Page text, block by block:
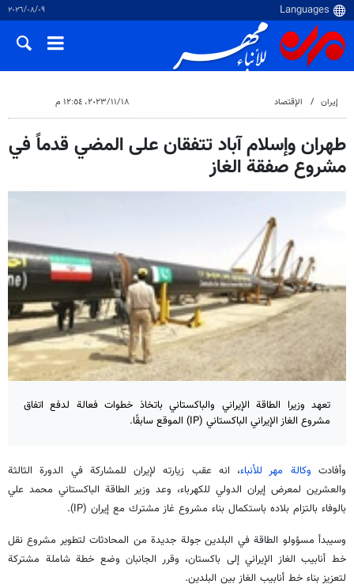
٠٩‏/٠٨‏/٢٠٢٦
إيران الإقتصاد ١٨‏/١١‏/٢٠٢٣، ١٢:٥٤ م
طهران وإسلام آباد تتفقان على المضي قدماً في
مشروع صفقة الغاز
تعهد وزيرا الطاقة الإيراني والباكستاني باتخاذ خطوات فعالة لدفع اتفاق
مشروع الغاز الإيراني الباكستاني (IP) الموقع سابقًا.
وأفادت وكالة مهر للأنباء، انه عقب زيارته لإيران للمشاركة في الدورة الثالثة
والعشرين لمعرض إيران الدولي للكهرباء، وعد وزير الطاقة الباكستاني محمد علي
بالوفاء بالتزام بلاده باستكمال بناء مشروع غاز مشترك مع إيران (IP).
وسيبدأ مسؤولو الطاقة في البلدين جولة جديدة من المحادثات لتطوير مشروع نقل
خط أنابيب الغاز الإيراني إلى باكستان، وقرر الجانبان وضع خطة شاملة مشتركة
لتعزيز بناء خط أنابيب الغاز بين البلدين.